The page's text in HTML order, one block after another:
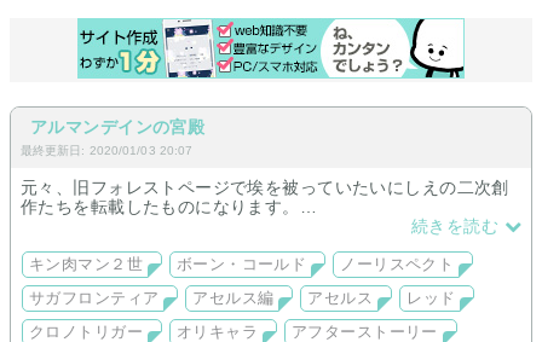
アルマンデインの宮殿
最終更新日: 2020/01/03 20:07
元々、旧フォレストページで埃を被っていたいにしえの二次創
作たちを転載したものになります。
少しずつ転載を進めていきますので、気長にお付き合いくださ
続きを読む
キン肉マン２世 ボーン・コールド
ノーリスペクト
サガフロンティア
アセルス編 アセルス
レッド
クロノトリガー
オリキャラ アフターストーリー